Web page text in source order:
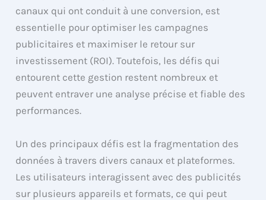
canaux qui ont conduit à une conversion, est
essentielle pour optimiser les campagnes
publicitaires et maximiser le retour sur
investissement (ROI). Toutefois, les défis qui
entourent cette gestion restent nombreux et
peuvent entraver une analyse précise et fiable des
performances.
Un des principaux défis est la fragmentation des
données à travers divers canaux et plateformes.
Les utilisateurs interagissent avec des publicités
sur plusieurs appareils et formats, ce qui peut